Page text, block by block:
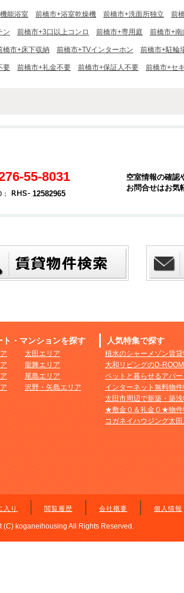
能浴室 前橋市+浴室乾燥機 前橋市+洗面所独立 前
ン 前橋市+3口以上コンロ 前橋市+専用庭 前橋市+南
橋市+床下収納 前橋市+TVインターホン 前橋市+駐輪
要 前橋市+礼金不要 前橋市+保証人不要 前橋市+セ
55-8031
12582965
空室情報の確認
お問合せはお気
・マンションを探す
太田エリア
龍舞エリア
尾島エリア
沢野・矢島エリア
人気特集で探す
積水のシャーメゾン賃
大和リビングのD-
ペットと暮らせるアパ
インターネット無料物
太田市周辺で新築・築
★敷金０＆礼金０★物
コガネイハウジング太
入り 閲覧履歴 会社概要 個人情報
(C) koganeihousing All Rights Reserved.